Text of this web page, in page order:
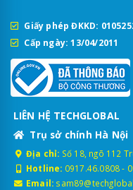
Giấy phép ĐKKD:
Cấp ngày: 13/04/2011
LIÊN HỆ TECHGLOBAL
Trụ sở chính Hà Nội
Địa chỉ: Số 18, ngõ 112
Hotline: 0917.46.0808-
Email: